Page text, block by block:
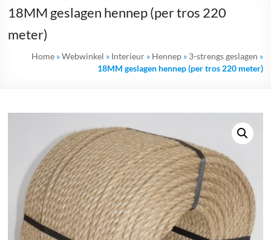
goed
advies!
18MM geslagen hennep (per tros 220
meter)
Home»Webwinkel » Interieur» Hennep» 3-strengs geslagen »
18MM geslagen hennep (per tros 220 meter)